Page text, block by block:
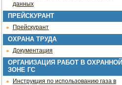
данных
ПРЕЙСКУРАНТ
Прейскурант
ОХРАНА ТРУДА
Документация
ОРГАНИЗАЦИЯ РАБОТ В ОХРАННОЙ
ЗОНЕ ГС
Инструкция по использованию газа в